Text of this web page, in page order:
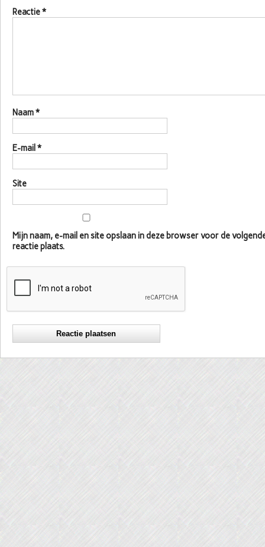
Reactie*
Naam*
E-mail *
Site
Mijn naam, e-mail en site opslaan in deze browser voor de
reactie plaats.